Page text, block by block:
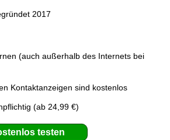
2017
(auch außerhalb des Internets bei
Kontaktanzeigen sind kostenlos
(ab 24,99 €)
testen